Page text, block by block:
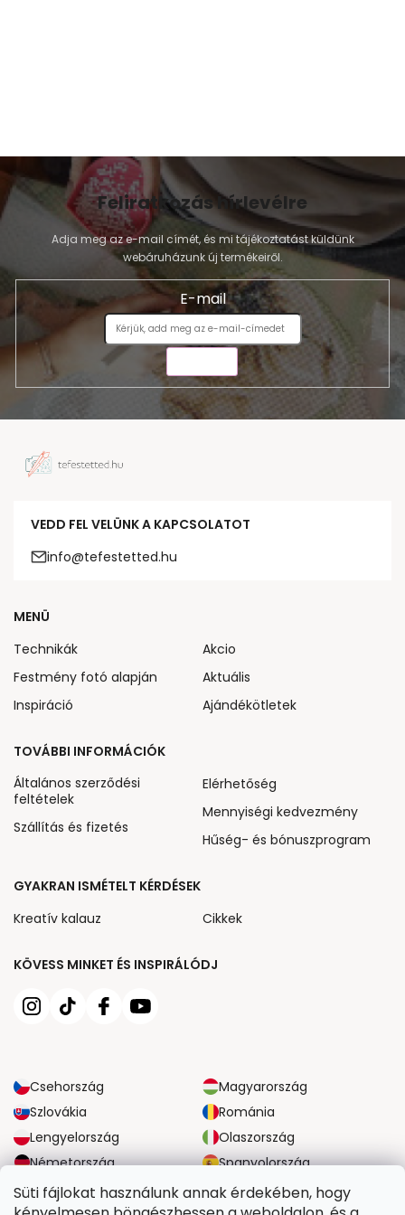
Süti fájlokat használunk annak érdekében, hogy
Feliratkozás hírlevélre
Adja meg az e-mail címét, és mi tájékoztatást küldünk
webáruházunk új termékeiről.
E-mail
VEDD FEL VELÜNK A KAPCSOLATOT
info@tefestetted.hu
KÖVESS MINKET ÉS INSPIRÁLÓDJ
Csehország
Magyarország
Szlovákia
Románia
Lengyelország
Olaszország
Németország
Spanyolország
Nagy-Britannia
Ausztria
MENÜ
Technikák
Festmény fotó alapján
Inspiráció
Akcio
Aktuális
Ajándékötletek
TOVÁBBI INFORMÁCIÓK
Általános szerződési
feltételek
Szállítás és fizetés
Elérhetőség
Mennyiségi kedvezmény
Hűség- és bónuszprogram
GYAKRAN ISMÉTELT KÉRDÉSEK
Kreatív kalauz
Cikkek